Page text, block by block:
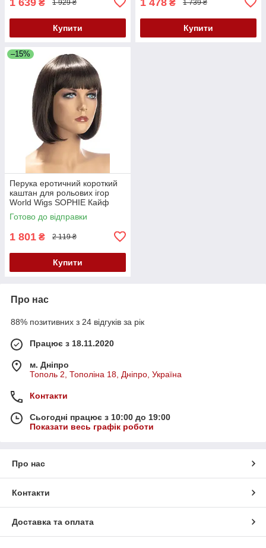
₴ 1 929 ₴
Купити
₴ 1 739 ₴
Купити
–15%
Перука еротичний короткий
каштан для рольових ігор
World Wigs SOPHIE Кайф
Готово до відправки
1 801 ₴ 2 119 ₴
Купити
Про нас
88% позитивних з 24 відгуків за рік
Працює з 18.11.2020
м. Дніпро
Тополь 2, Тополіна 18, Дніпро, Україна
Контакти
Сьогодні працює з 10:00 до 19:00
Показати весь графік роботи
Про нас
Контакти
Доставка та оплата